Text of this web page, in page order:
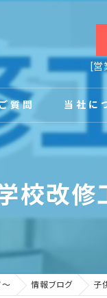
[営
質問 当社に
事務所
工場
校改修
～ 情報ブログ 子